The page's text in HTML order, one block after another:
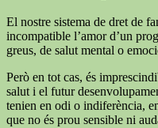
El nostre sistema de dret de
incompatible l’amor d’un
greus, de salut mental o
Però en tot cas, és
salut i el futur
tenien en odi o indiferència,
que no és prou sensible ni